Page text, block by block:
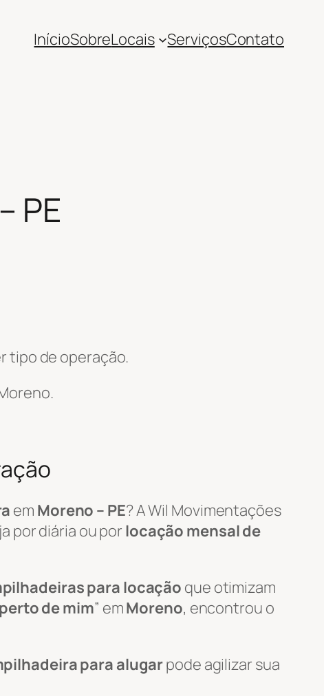
InícioSobreLocais ServiçosContato
PE
tipo de operação.
em Moreno – PE? A Wil Movimentações
por diária ou por locação mensal de
para locação que otimizam
de mim” emMoreno, encontrou o
para alugarpode agilizar sua